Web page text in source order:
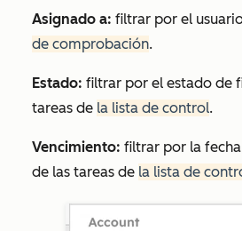
Asignado a: filtrar por el
de comprobación.
Estado: filtrar por el estado de
tareas de la lista de control.
Vencimiento: filtrar por la
de las tareas de la lista de